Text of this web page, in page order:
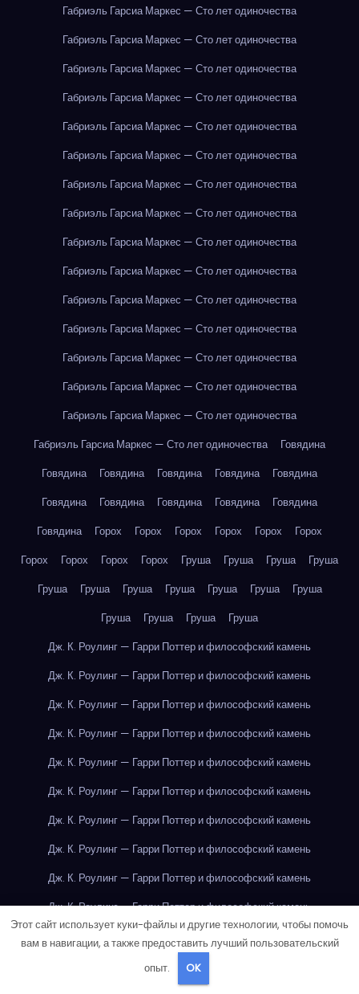
Габриэль Гарсиа Маркес — Сто лет одиночества
Габриэль Гарсиа Маркес — Сто лет одиночества
Габриэль Гарсиа Маркес — Сто лет одиночества
Габриэль Гарсиа Маркес — Сто лет одиночества
Габриэль Гарсиа Маркес — Сто лет одиночества
Габриэль Гарсиа Маркес — Сто лет одиночества
Габриэль Гарсиа Маркес — Сто лет одиночества
Габриэль Гарсиа Маркес — Сто лет одиночества
Габриэль Гарсиа Маркес — Сто лет одиночества
Габриэль Гарсиа Маркес — Сто лет одиночества
Габриэль Гарсиа Маркес — Сто лет одиночества
Габриэль Гарсиа Маркес — Сто лет одиночества
Габриэль Гарсиа Маркес — Сто лет одиночества
Габриэль Гарсиа Маркес — Сто лет одиночества
Габриэль Гарсиа Маркес — Сто лет одиночества
Габриэль Гарсиа Маркес — Сто лет одиночества
Говядина
Говядина
Говядина Говядина Говядина
Говядина
Говядина
Говядина Говядина Говядина
Говядина
Говядина
Горох Горох Горох Горох Горох
Горох
Горох
Горох Горох Горох Груша Груша Груша
Груша
Груша
Груша Груша Груша Груша Груша
Груша
Груша
Груша Груша
Груша
Дж. К. Роулинг — Гарри Поттер и философский камень
Дж. К. Роулинг — Гарри Поттер и философский камень
Дж. К. Роулинг — Гарри Поттер и философский камень
Дж. К. Роулинг — Гарри Поттер и философский камень
Дж. К. Роулинг — Гарри Поттер и философский камень
Дж. К. Роулинг — Гарри Поттер и философский камень
Дж. К. Роулинг — Гарри Поттер и философский камень
Дж. К. Роулинг — Гарри Поттер и философский камень
Дж. К. Роулинг — Гарри Поттер и философский камень
Дж. К. Роулинг — Гарри Поттер и философский камень
Дж. К. Роулинг — Гарри Поттер и философский камень
Дж. К. Роулинг — Гарри Поттер и философский камень
Этот сайт использует куки-файлы и другие технологии, чтобы помочь
вам в навигации, а также предоставить лучший пользовательский
опыт.
OK